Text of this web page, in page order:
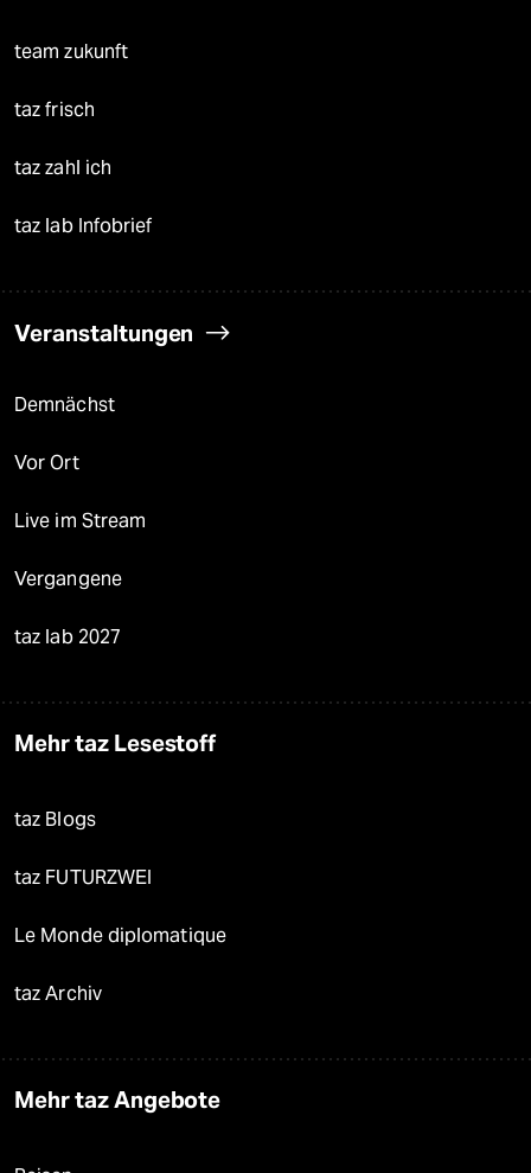
team zukunft
taz frisch
taz zahl ich
taz lab Infobrief
Veranstaltungen
Demnächst
Vor Ort
Live im Stream
Vergangene
taz lab 2027
Mehr taz Lesestoff
taz Blogs
taz FUTURZWEI
Le Monde diplomatique
taz Archiv
Mehr taz Angebote